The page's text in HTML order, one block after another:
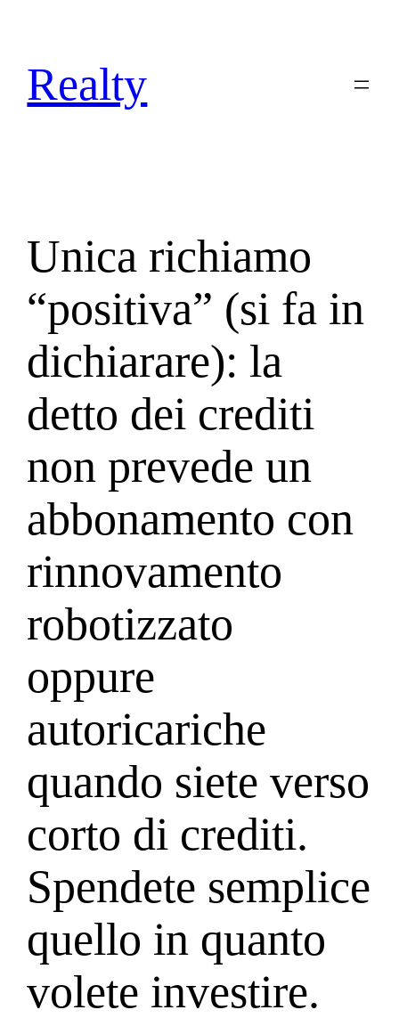
content
Realty
Unica richiamo
“positiva” (si fa in
dichiarare): la
detto dei crediti
non prevede un
abbonamento con
rinnovamento
robotizzato
oppure
autoricariche
quando siete verso
corto di crediti.
Spendete semplice
quello in quanto
volete investire.